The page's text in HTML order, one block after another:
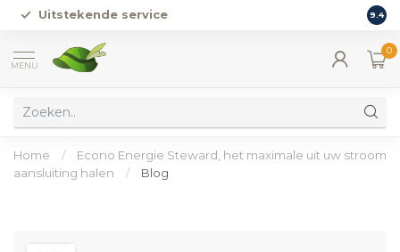
Uitstekende service 9.4
MENU
0
Home /
Econo Energie Steward, het maximale uit uw stroom
aansluiting halen
/ Blog